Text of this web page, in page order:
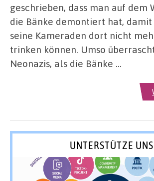
geschrieben, dass man auf
die Bänke demontiert hat, damit
seine Kameraden dort nicht
trinken können. Umso
Neonazis, als die Bänke …
UNTERSTÜTZE UNS